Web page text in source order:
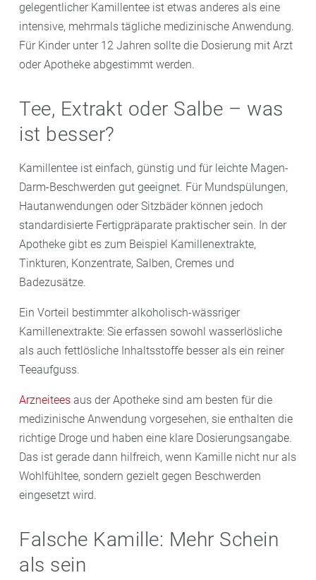
gelegentlicher Kamillentee ist etwas anderes als eine
intensive, mehrmals tägliche medizinische Anwendung.
Für Kinder unter 12 Jahren sollte die Dosierung mit Arzt
oder Apotheke abgestimmt werden.
Tee, Extrakt oder Salbe – was
ist besser?
Kamillentee ist einfach, günstig und für leichte Magen-
Darm-Beschwerden gut geeignet. Für Mundspülungen,
Hautanwendungen oder Sitzbäder können jedoch
standardisierte Fertigpräparate praktischer sein. In der
Apotheke gibt es zum Beispiel Kamillenextrakte,
Tinkturen, Konzentrate, Salben, Cremes und
Badezusätze.
Ein Vorteil bestimmter alkoholisch-wässriger
Kamillenextrakte: Sie erfassen sowohl wasserlösliche
als auch fettlösliche Inhaltsstoffe besser als ein reiner
Teeaufguss.
Arzneitees aus der Apotheke sind am besten für die
medizinische Anwendung vorgesehen, sie enthalten die
richtige Droge und haben eine klare Dosierungsangabe.
Das ist gerade dann hilfreich, wenn Kamille nicht nur als
Wohlfühltee, sondern gezielt gegen Beschwerden
eingesetzt wird.
Falsche Kamille: Mehr Schein
als sein